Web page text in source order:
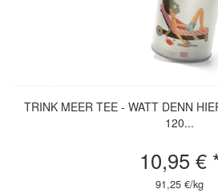
TRINK MEER TEE - WATT DENN
120...
10,95 €
91,25 €/kg